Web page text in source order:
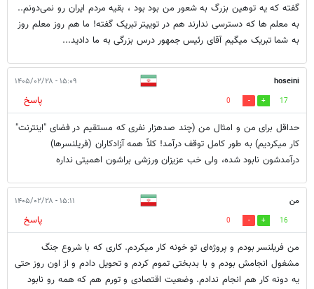
گفته که یه توهین بزرگ به شعور من بود بود ، بقیه مردم ایران رو نمی‌دونم..
به معلم ها که دسترسی ندارند هم در توییتر تبریک گفته! ما هم روز معلم روز
به شما تبریک میگیم آقای رئیس جمهور درس بزرگی به ما دادید...
hoseini ۱۵:۰۹ - ۱۴۰۵/۰۲/۲۸
17
0
پاسخ
حداقل برای من و امثال من (چند صدهزار نفری که مستقیم در فضای "اینترنت"
کار میکردیم) به طور کامل توقف درآمد! کلاً همه آزادکاران (فریلنسرها)
درآمدشون نابود شده، ولی خب عزیزان ورزشی براشون اهمیتی نداره
من ۱۵:۱۱ - ۱۴۰۵/۰۲/۲۸
16
0
پاسخ
من فریلنسر بودم و پروژه‌ای تو خونه کار میکردم. کاری که با شروع جنگ
مشغول انجامش بودم و با بدبختی تموم کردم و تحویل دادم و از اون روز حتی
یه دونه کار هم انجام ندادم. وضعیت اقتصادی و تورم هم که همه رو نابود